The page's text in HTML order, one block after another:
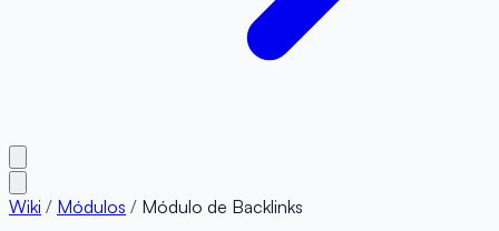
Wiki / Módulos / Módulo de Backlinks